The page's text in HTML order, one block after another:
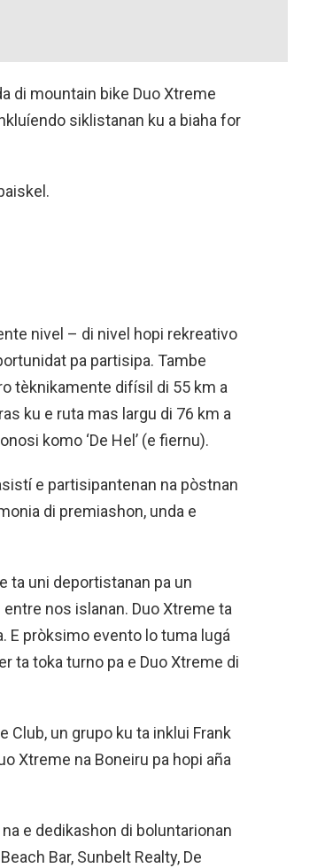
di mountain bike Duo Xtreme
siklistanan ku a biaha for
nivel – di nivel hopi rekreativo
pa partisipa. Tambe
tèknikamente difísil di 55 km a
ku e ruta mas largu di 76 km a
komo ‘De Hel’ (e fiernu).
e partisipantenan na pòstnan
di premiashon, unda e
ta uni deportistanan pa un
nos islanan. Duo Xtreme ta
E pròksimo evento lo tuma lugá
ta toka turno pa e Duo Xtreme di
Club, un grupo ku ta inklui Frank
Xtreme na Boneiru pa hopi aña
e dedikashon di boluntarionan
Bar, Sunbelt Realty, De